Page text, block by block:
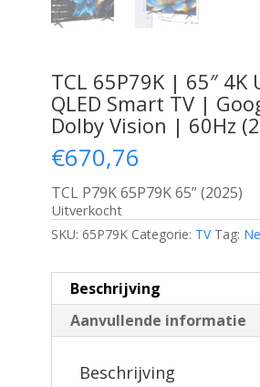
TCL 65P79K | 65″ 4K
QLED Smart TV |
Dolby Vision | 60Hz
€670,76
TCL P79K 65P79K 65” (2025)
Uitverkocht
SKU: 65P79K Categorie: TV Tag:
Beschrijving
Aanvullende informatie
Beschrijving